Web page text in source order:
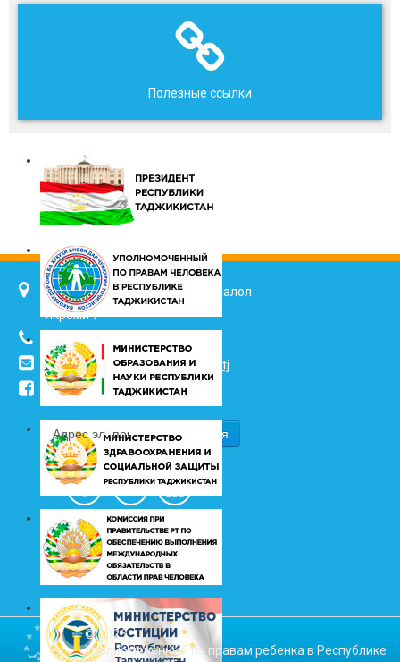
Полезные ссылки
734025, г. Душанбе, улица Джалол
Икроми 7
(+992 37) 2217352
info@vhk.tj
info@ombudsman.tj
/kudakon
© 2026
Уполномоченный по правам ребенка в Республике